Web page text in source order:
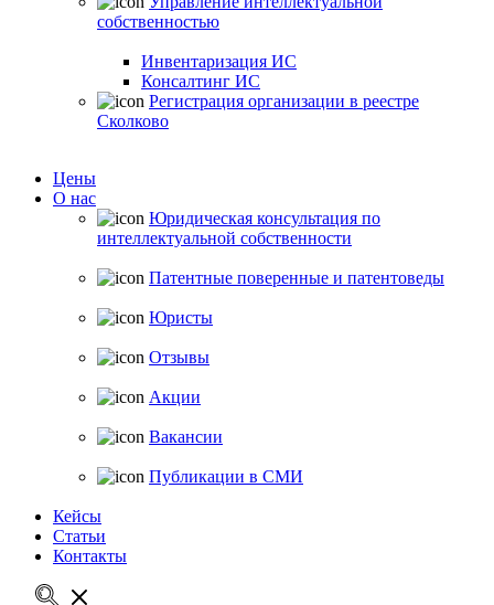
собственностью
Инвентаризация ИС
Консалтинг ИС
Регистрация организации в реестре
Сколково
Цены
О нас
Юридическая консультация по
интеллектуальной собственности
Патентные поверенные и патентоведы
Юристы
Отзывы
Акции
Вакансии
Публикации в СМИ
Кейсы
Статьи
Контакты